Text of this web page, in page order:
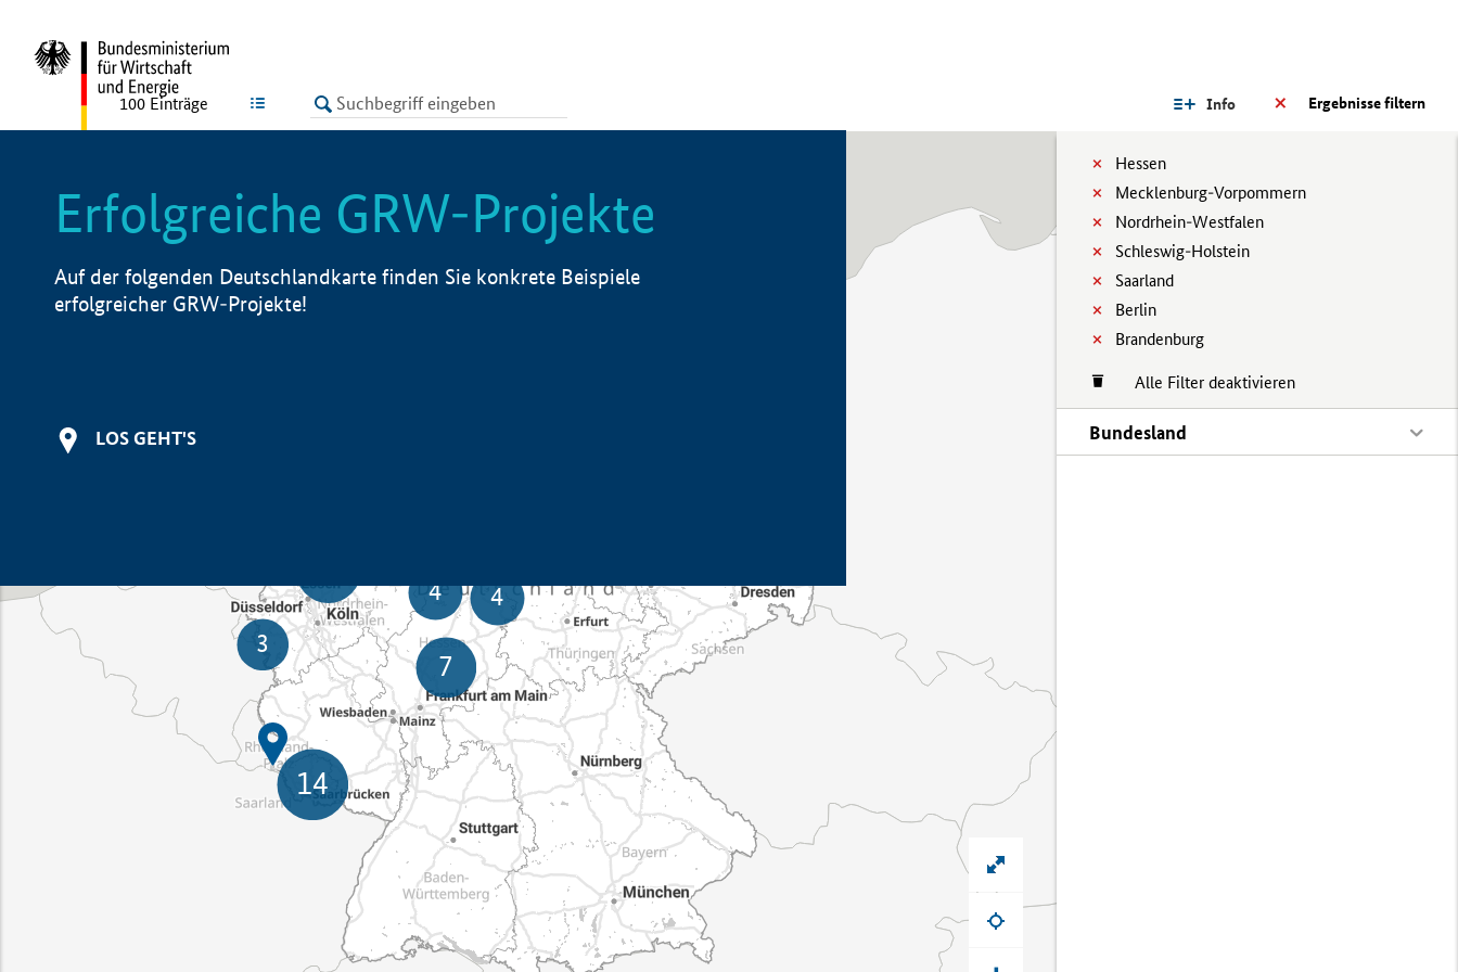
LISTE Ergebnisse filtern
Info
Hessen
Mecklenburg-Vorpommern
Nordrhein-Westfalen
Schleswig-Holstein
Saarland
Berlin
Brandenburg
Alle Filter deaktivieren
Bundesland
100 Einträge
Erfolgreiche GRW-Projekte
Auf der folgenden Deutschlandkarte finden Sie konkrete Beispiele
erfolgreicher GRW-Projekte!
LOS GEHT'S